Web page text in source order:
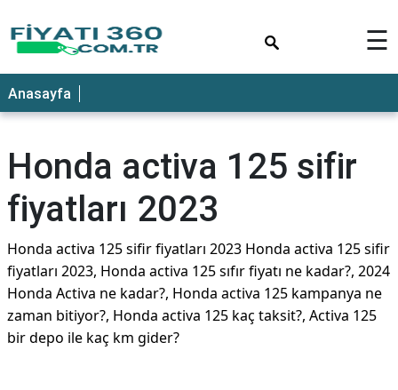
☰
Anasayfa
Honda activa 125 sifir
fiyatları 2023
Honda activa 125 sifir fiyatları 2023 Honda activa 125 sifir
fiyatları 2023, Honda activa 125 sıfır fiyatı ne kadar?, 2024
Honda Activa ne kadar?, Honda activa 125 kampanya ne
zaman bitiyor?, Honda activa 125 kaç taksit?, Activa 125
bir depo ile kaç km gider?